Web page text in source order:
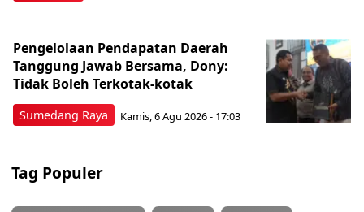
Sumedang Raya
Pengelolaan Pendapatan Daerah
Tanggung Jawab Bersama, Dony:
Tidak Boleh Terkotak-kotak
Kamis, 6 Agu 2026 - 17:03
Tag Populer